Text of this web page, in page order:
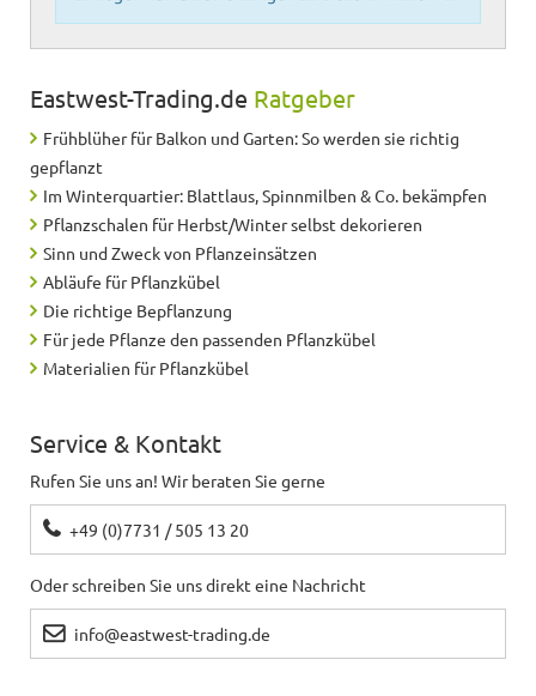
Eastwest-Trading.de Ratgeber
Frühblüher für Balkon und Garten: So werden sie richtig
gepflanzt
Im Winterquartier: Blattlaus, Spinnmilben & Co. bekämpfen
Pflanzschalen für Herbst/Winter selbst dekorieren
Sinn und Zweck von Pflanzeinsätzen
Abläufe für Pflanzkübel
Die richtige Bepflanzung
Für jede Pflanze den passenden Pflanzkübel
Materialien für Pflanzkübel
Service & Kontakt
Rufen Sie uns an! Wir beraten Sie gerne
+49 (0)7731 / 505 13 20
Oder schreiben Sie uns direkt eine Nachricht
info@eastwest-trading.de